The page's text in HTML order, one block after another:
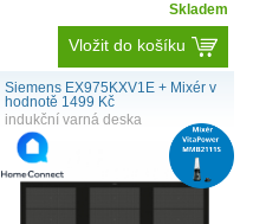
Skladem
Vložit do košíku
Siemens EX975KXV1E + Mixér v
hodnotě 1499 Kč
indukční varná deska